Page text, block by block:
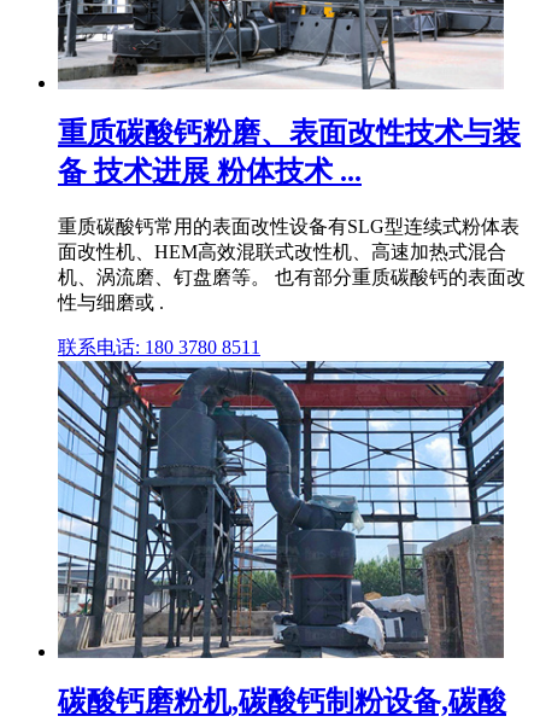
重质碳酸钙粉磨、表面改性技术与装
备 技术进展 粉体技术 ...
重质碳酸钙常用的表面改性设备有SLG型连续式粉体表
面改性机、HEM高效混联式改性机、高速加热式混合
机、涡流磨、钉盘磨等。 也有部分重质碳酸钙的表面改
性与细磨或 .
联系电话: 180 3780 8511
碳酸钙磨粉机,碳酸钙制粉设备,碳酸